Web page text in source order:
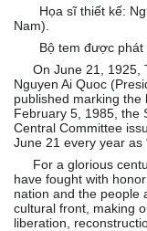
Họa sĩ thiết kế:
Nam).
Bộ tem được phát
On June 21, 1925,
Nguyen Ai Quoc
published marking the
February 5, 1985, the
Central Committee
June 21 every year as
For a glorious
have fought with
nation and the people
cultural front, making
liberation,